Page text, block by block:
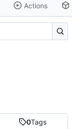
Actions
0Tags